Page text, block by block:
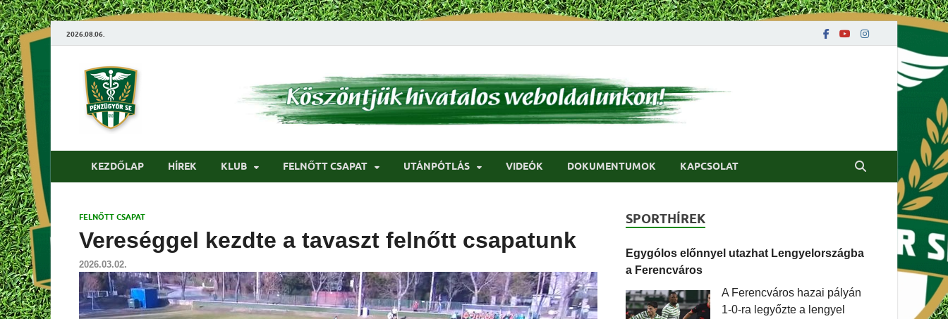
2026.08.06.
Pénzügyőrfoci
KEZDŐLAP HÍREK KLUB FELNŐTT CSAPAT UTÁNPÓTLÁS VIDEÓK DOKUMENTUMOK KAPCSOLAT
FELNŐTT CSAPAT
Vereséggel kezdte a tavaszt felnőtt csapatunk
2026.03.02.
SPORTHÍREK
Egygólos előnnyel utazhat Lengyelországba
a Ferencváros
A Ferencváros hazai pályán
1-0-ra legyőzte a lengyel